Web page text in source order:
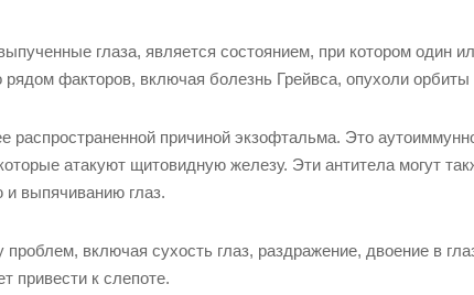
глаза, является состоянием, при котором один
факторов, включая болезнь Грейвса, опухоли
распространенной причиной экзофтальма. Это
атакуют щитовидную железу. Эти антитела могут
и выпячиванию глаз.
включая сухость глаз, раздражение, двоение в
привести к слепоте.